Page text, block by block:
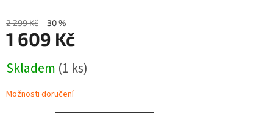
2 299 Kč –30 %
1 609 Kč
cena:
Skladem (1 ks)
Možnosti doručení